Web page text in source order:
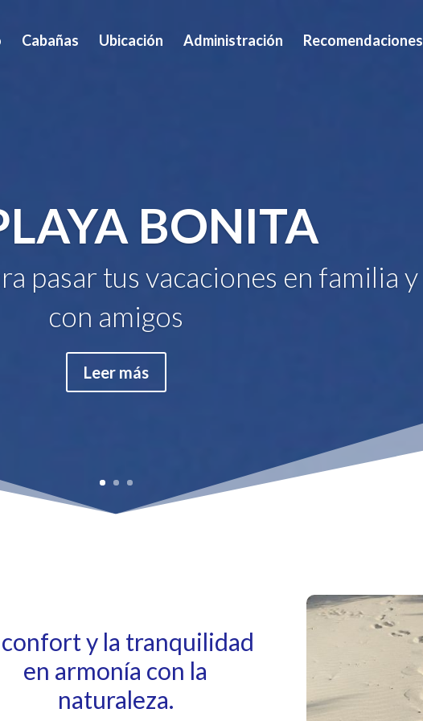
Cabañas Ubicación Administración Recomendaciones
BONITA
pasar tus vacaciones en familia y
con amigos
Leer más
confort y la tranquilidad
en armonía con la
naturaleza.